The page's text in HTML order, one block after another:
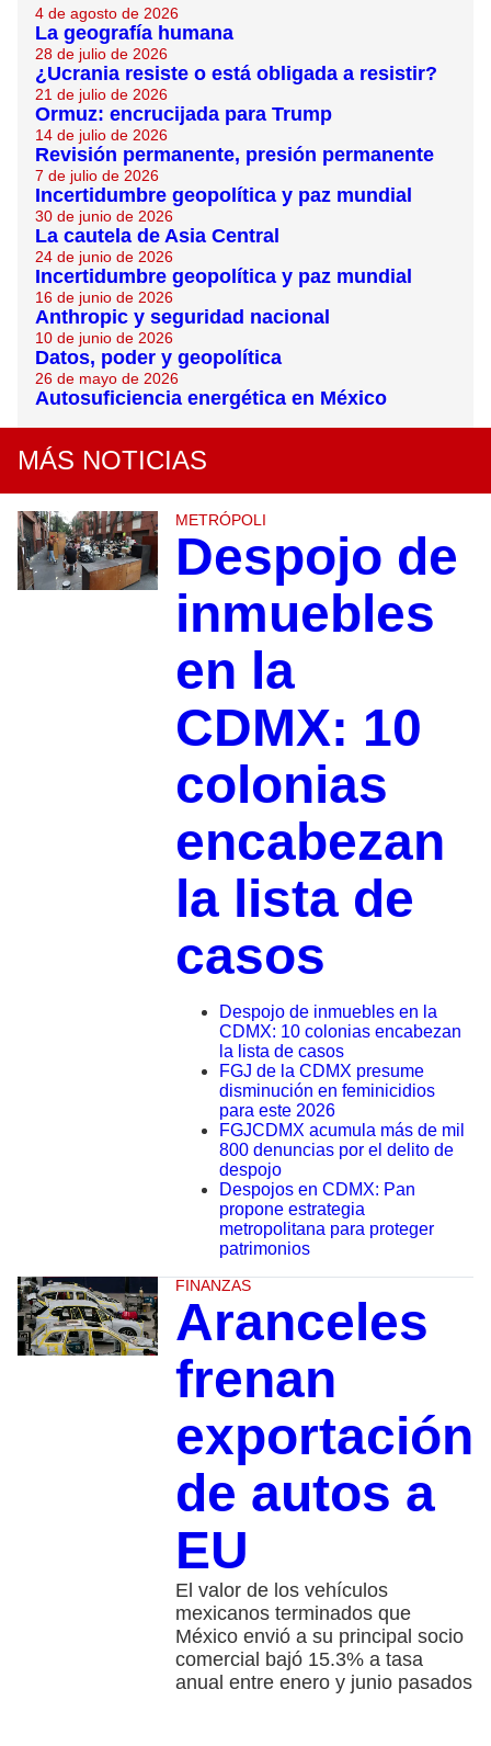
4 de agosto de 2026
La geografía humana
28 de julio de 2026
¿Ucrania resiste o está obligada a resistir?
21 de julio de 2026
Ormuz: encrucijada para Trump
14 de julio de 2026
Revisión permanente, presión permanente
7 de julio de 2026
Incertidumbre geopolítica y paz mundial
30 de junio de 2026
La cautela de Asia Central
24 de junio de 2026
Incertidumbre geopolítica y paz mundial
16 de junio de 2026
Anthropic y seguridad nacional
10 de junio de 2026
Datos, poder y geopolítica
26 de mayo de 2026
Autosuficiencia energética en México
MÁS NOTICIAS
METRÓPOLI
Despojo de
inmuebles
en la
CDMX: 10
colonias
encabezan
la lista de
casos
Despojo de inmuebles en la
CDMX: 10 colonias encabezan
la lista de casos
FGJ de la CDMX presume
disminución en feminicidios
para este 2026
FGJCDMX acumula más de mil
800 denuncias por el delito de
despojo
Despojos en CDMX: Pan
propone estrategia
metropolitana para proteger
patrimonios
FINANZAS
Aranceles
frenan
exportación
de autos a
EU
El valor de los vehículos
mexicanos terminados que
México envió a su principal socio
comercial bajó 15.3% a tasa
anual entre enero y junio pasados